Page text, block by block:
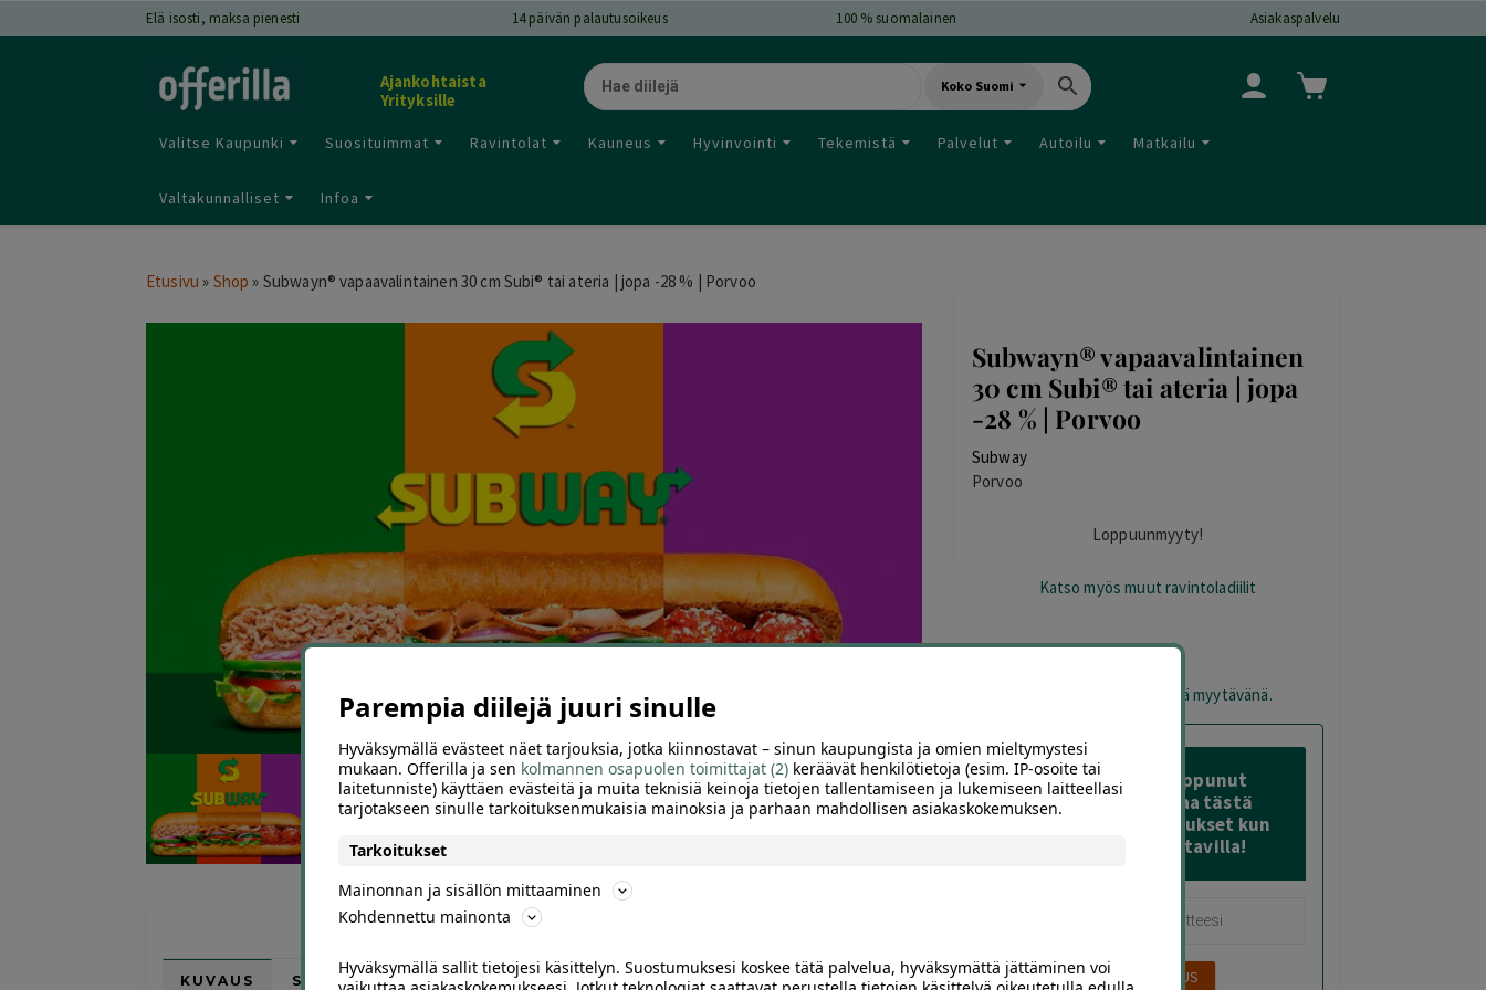
Elä isosti, maksa pienesti 14päivän palautusoikeus 100 % suomalainen Asiakaspalvelu
Ajankohtaista
Yrityksille
Koko Suomi
Valitse Kaupunki Suosituimmat Ravintolat Kauneus Hyvinvointi Tekemistä Palvelut Autoilu Matkailu
Valtakunnalliset Infoa
Etusivu » Shop » Subwayn® vapaavalintainen 30 cm Subi® tai ateria | jopa -28 % | Porvoo
KUVAUS SIJAINTI KARTALLA ARVIOT (0) SUOSITTELE
Subwayn® vapaavalintainen
30 cm Subi® tai ateria | jopa
-28 % | Porvoo
Subway
Porvoo
Loppuunmyyty!
Katso myös muut ravintoladiilit
Tuotetta ei ole varastossa eikä myytävänä.
Tämä diili on loppunut
varastosta – Tilaa tästä
sähköposti-ilmoitukset kun
sitä on taas saatavilla!
Parempia diilejä juuri sinulle
Hyväksymällä evästeet näet tarjouksia, jotka kiinnostavat – sinun kaupungista ja omien mieltymystesi
mukaan. Offerilla ja sen kolmannen osapuolen toimittajat (2) keräävät henkilötietoja (esim. IP-osoite tai
laitetunniste) käyttäen evästeitä ja muita teknisiä keinoja tietojen tallentamiseen ja lukemiseen laitteellasi
tarjotakseen sinulle tarkoituksenmukaisia mainoksia ja parhaan mahdollisen asiakaskokemuksen.
Tarkoitukset
Mainonnan ja sisällön mittaaminen
Kohdennettu mainonta
Hyväksymällä sallit tietojesi käsittelyn. Suostumuksesi koskee tätä palvelua, hyväksymättä jättäminen voi